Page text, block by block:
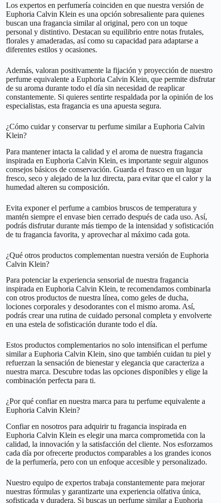
Los expertos en perfumería coinciden en que nuestra versión de
Euphoria Calvin Klein es una opción sobresaliente para quienes
buscan una fragancia similar al original, pero con un toque
personal y distintivo. Destacan su equilibrio entre notas frutales,
florales y amaderadas, así como su capacidad para adaptarse a
diferentes estilos y ocasiones.
Además, valoran positivamente la fijación y proyección de nuestro
perfume equivalente a Euphoria Calvin Klein, que permite disfrutar
de su aroma durante todo el día sin necesidad de reaplicar
constantemente. Si quieres sentirte respaldada por la opinión de los
especialistas, esta fragancia es una apuesta segura.
¿Cómo cuidar y conservar tu perfume similar a Euphoria Calvin
Klein?
Para mantener intacta la calidad y el aroma de nuestra fragancia
inspirada en Euphoria Calvin Klein, es importante seguir algunos
consejos básicos de conservación. Guarda el frasco en un lugar
fresco, seco y alejado de la luz directa, para evitar que el calor y la
humedad alteren su composición.
Evita exponer el perfume a cambios bruscos de temperatura y
mantén siempre el envase bien cerrado después de cada uso. Así,
podrás disfrutar durante más tiempo de la intensidad y sofisticación
de tu fragancia favorita, y aprovechar al máximo cada gota.
¿Qué otros productos complementan nuestra versión de Euphoria
Calvin Klein?
Para potenciar la experiencia sensorial de nuestra fragancia
inspirada en Euphoria Calvin Klein, te recomendamos combinarla
con otros productos de nuestra línea, como geles de ducha,
lociones corporales y desodorantes con el mismo aroma. Así,
podrás crear una rutina de cuidado personal completa y envolverte
en una estela de sofisticación durante todo el día.
Estos productos complementarios no solo intensifican el perfume
similar a Euphoria Calvin Klein, sino que también cuidan tu piel y
refuerzan la sensación de bienestar y elegancia que caracteriza a
nuestra marca. Descubre todas las opciones disponibles y elige la
combinación perfecta para ti.
¿Por qué confiar en nuestra marca para tu perfume equivalente a
Euphoria Calvin Klein?
Confiar en nosotros para adquirir tu fragancia inspirada en
Euphoria Calvin Klein es elegir una marca comprometida con la
calidad, la innovación y la satisfacción del cliente. Nos esforzamos
cada día por ofrecerte productos comparables a los grandes iconos
de la perfumería, pero con un enfoque accesible y personalizado.
Nuestro equipo de expertos trabaja constantemente para mejorar
nuestras fórmulas y garantizarte una experiencia olfativa única,
sofisticada y duradera. Si buscas un perfume similar a Euphoria